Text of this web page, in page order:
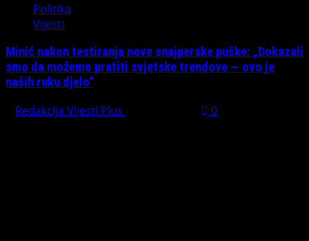
Politika
Vijesti
Minić nakon testiranja nove snajperske puške: „Dokazali
smo da možemo pratiti svjetske trendove — ovo je
naših ruku djelo“
Redakcija Vijesti Plus
0